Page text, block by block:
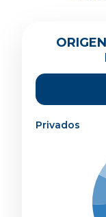
Privados
Origen de
Socios y
Herencias y
Otros
Parroquias y